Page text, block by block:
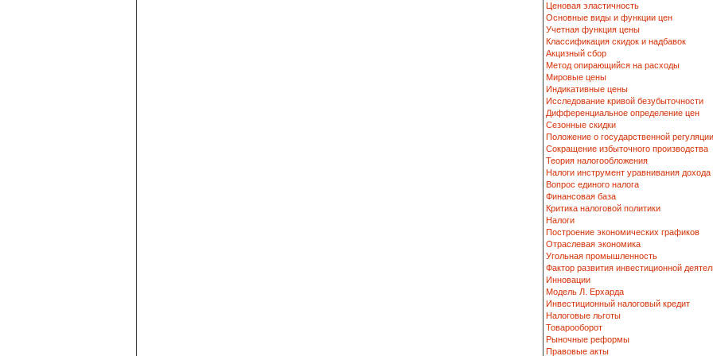
Ценовая эластичность
Основные виды и функции цен
Учетная функция цены
Классификация скидок и надбавок
Акцизный сбор
Метод опирающийся на расходы
Мировые цены
Индикативные цены
Исследование кривой безубыточности
Дифференциальное определение цен
Сезонные скидки
Положение о государственной регуляции
Сокращение избыточного производства
Теория налогообложения
Налоги инструмент уравнивания дохода
Вопрос единого налога
Финансовая база
Критика налоговой политики
Налоги
Построение экономических графиков
Отраслевая экономика
Угольная промышленность
Фактор развития инвестиционной
Инновации
Модель Л. Ерхарда
Инвестиционный налоговый кредит
Налоговые льготы
Товарооборот
Рыночные реформы
Правовые акты